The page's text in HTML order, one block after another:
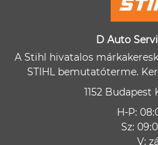
D Auto
A Stihl hivatalos
STIHL bemutatóterme.
1152
H-P:
Sz:
V: